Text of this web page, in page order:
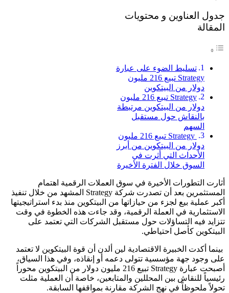
جدول العناوين و محتويات
المقالة
تسليط الضوء على عبارة
Strategy تبيع 216 مليون
دولار من البيتكوين
Strategy تبيع 216 مليون
دولار من البيتكوين مرتبطة
بالنقاش حول مستقبل
السهم
Strategy تبيع 216 مليون
دولار من البيتكوين من أبرز
الأحداث التي أثرت في
السوق خلال الفترة الأخيرة
أثارت التطورات الأخيرة في سوق العملات الرقمية اهتمام
المستثمرين بعد أن تصدرت شركة Strategy المشهد من خلال تنفيذ
أكبر عملية بيع لجزء من حيازاتها من البيتكوين منذ بدء استراتيجيتها
الاستثمارية في العملة الرقمية، وقد جاءت هذه الخطوة في وقت
تتزايد فيه التساؤلات حول مستقبل الشركات التي تعتمد على
البيتكوين كأصل احتياطي.
بينما أكدت الخبيرة الاقتصادية لين ألدن أن قوة البيتكوين لا تعتمد
على وجود جهة مؤسسية تتولى دعمه أو إنقاذه، وفي هذا السياق،
أصبحت عبارة Strategy تبيع 216 مليون دولار من البيتكوين محوراً
رئيسياً للنقاش بين المحللين والمتابعين، خاصة أن العملية مثلت
تحولاً ملحوظاً في نهج الشركة مقارنة بمواقفها السابقة.